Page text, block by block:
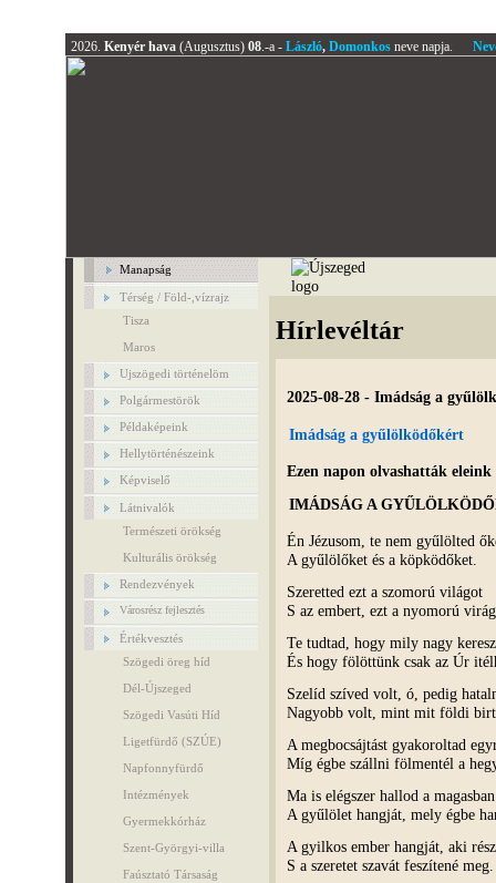
2026. Kenyér hava (Augusztus) 08.-a - László, Domonkosneve napja.
Manapság
Térség / Föld-,vízrajz
Tisza
Maros
Ujszögedi történelöm
Polgármestörök
Példaképeink
Hellytörténészeink
Képviselő
Látnivalók
Természeti örökség
Kulturális örökség
Rendezvények
Városrész fejlesztés
Értékvesztés
Szögedi öreg híd
Dél-Újszeged
Szögedi Vasúti Híd
Ligetfürdő (SZÚE)
Napfonnyfürdő
Intézmények
Gyermekkórház
Szent-Györgyi-villa
Faúsztató Társaság
Hírlevéltár
2025-08-28 - Imádság a
Imádság a gyűlölködőkért
Ezen napon olvashatták
IMÁDSÁG A
Én Jézusom, te nem gyűlölted
A gyűlölőket és a köpködőket.
Szeretted ezt a szomorú világot
S az embert, ezt a nyomorú
Te tudtad, hogy mily nagy
És hogy fölöttünk csak az Úr
Szelíd szíved volt, ó, pedig
Nagyobb volt, mint mit földi
A megbocsájtást gyakoroltad
Míg égbe szállni fölmentél a
Ma is elégszer hallod a magasban
A gyűlölet hangját, mely égbe
A gyilkos ember hangját, aki
S a szeretet szavát feszítené meg.